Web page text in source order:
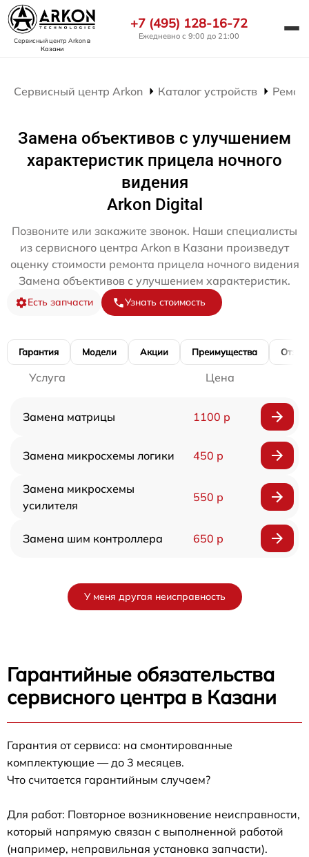
Сервисный центр Arkonв
Казани
+7 (495) 128-16-72
Ежедневно с 9:00 до 21:00
Сервисный центр Arkon Каталог устройств
Замена объективов с улучшением
характеристик прицела ночного
видения
Arkon Digital
Позвоните или закажите звонок. Наши специалисты
из сервисного центра Arkon в Казани произведут
оценку стоимости ремонта прицела ночного видения
Замена объективов с улучшением характеристик.
Есть запчасти Узнать стоимость
Гарантия Модели Акции Преимущества
Услуга Цена
Замена матрицы 1100 р
Замена микросхемы логики 450 р
Замена микросхемы
усилителя
550 р
Замена шим контроллера 650 р
У меня другая неисправность
Гарантийные обязательства
сервисного центра в Казани
Гарантия от сервиса: на смонтированные
комплектующие — до 3 месяцев.
Что считается гарантийным случаем?
Для работ: Повторное возникновение неисправности,
который напрямую связан с выполненной работой
(например, неправильная установка запчасти).